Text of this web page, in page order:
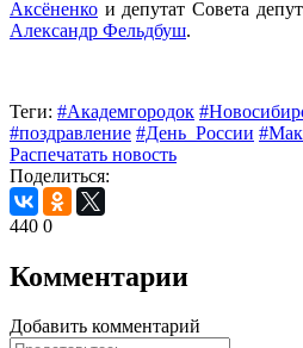
Аксёненко и депутат Совета
Александр Фельдбуш.
Теги: #Академгородок
#поздравление #День_России
Распечатать новость
Поделиться:
440 0
Комментарии
Добавить комментарий